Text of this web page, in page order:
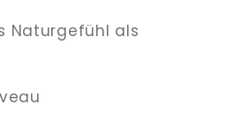
Naturgefühl als